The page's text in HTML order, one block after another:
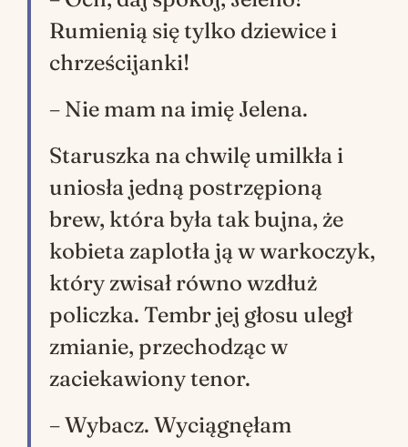
Rumienią się tylko dziewice i
chrześcijanki!
– Nie mam na imię Jelena.
Staruszka na chwilę umilkła i
uniosła jedną postrzępioną
brew, która była tak bujna, że
kobieta zaplotła ją w warkoczyk,
który zwisał równo wzdłuż
policzka. Tembr jej głosu uległ
zmianie, przechodząc w
zaciekawiony tenor.
– Wybacz. Wyciągnęłam